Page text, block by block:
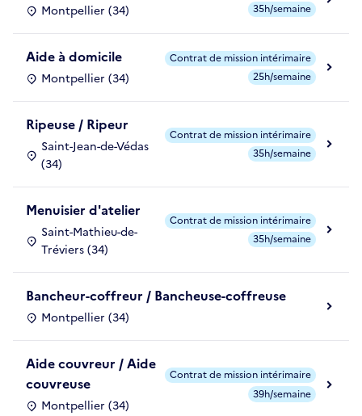
Montpellier (34)
35h/semaine
Aide à domicile
Montpellier (34)
Contrat de mission intérimaire
25h/semaine
Ripeuse / Ripeur
Saint-Jean-de-Védas
(34)
Contrat de mission intérimaire
35h/semaine
Menuisier d'atelier
Saint-Mathieu-de-
Tréviers (34)
Contrat de mission intérimaire
35h/semaine
Bancheur-coffreur / Bancheuse-coffreuse
Montpellier (34)
Aide couvreur / Aide
couvreuse
Montpellier (34)
Contrat de mission intérimaire
39h/semaine